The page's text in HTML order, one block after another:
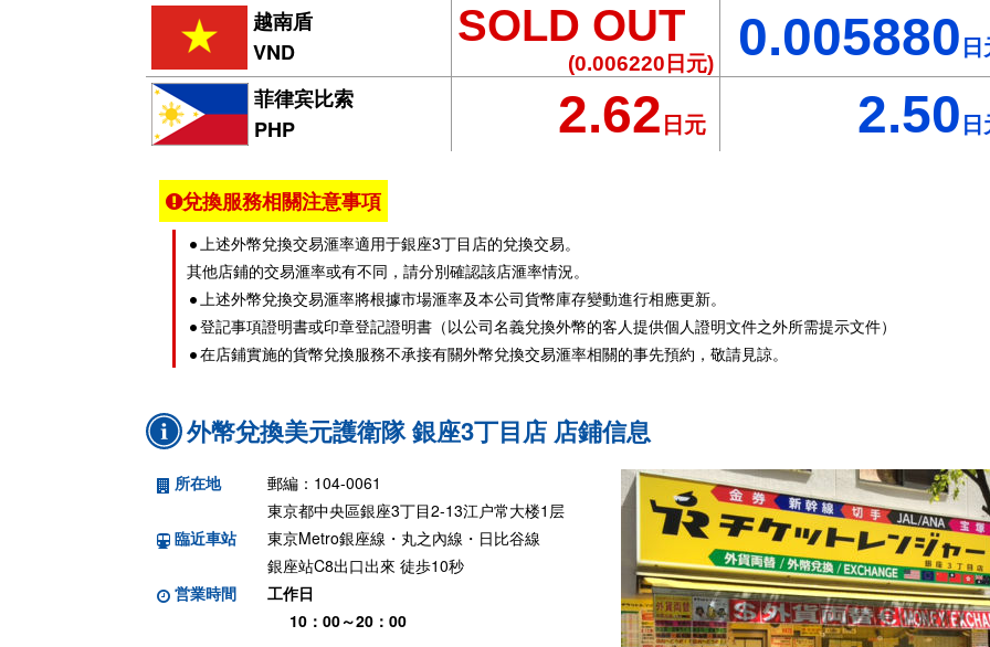
越南盾
VND
SOLD OUT
(0.006220 日元) 0.005880
菲律宾比索
PHP
2.62 日元 2.50
兌換服務相關注意事項
上述外幣兌換交易滙率適用于銀座3丁目店的兌換交易。
其他店鋪的交易滙率或有不同，請分別確認該店滙率情況。
上述外幣兌換交易滙率將根據市場滙率及本公司貨幣庫存變動進行相應更新。
登記事項證明書或印章登記證明書（以公司名義兌換外幣的客人提供個人證明文件之外所需提示文件）
在店鋪實施的貨幣兌換服務不承接有關外幣兌換交易滙率相關的事先預約，敬請見諒。
外幣兌換美元護衛隊 銀座3丁目店 店鋪信息
所在地
郵編：104-0061
東京都中央區銀座3丁目2-13江户常大楼1层
臨近車站
東京Metro銀座線・丸之內線・日比谷線
銀座站C8出口出來 徒歩10秒
営業時間
工作日
10：00～20：00